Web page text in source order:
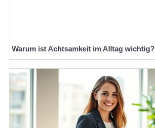
Warum ist Achtsamkeit im Alltag wichtig?